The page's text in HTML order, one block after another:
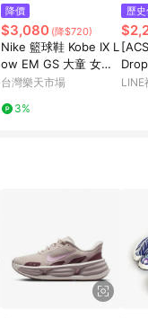
降價
$3,080 (降$720)
Nike 籃球鞋 Kobe IX L
ow EM GS 大童 女鞋
灰 白 曼巴 緩震 IM664
台灣樂天市場
3%
歷
女鞋
LINE